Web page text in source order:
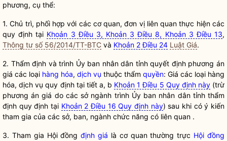
phương, cụ thể:
1. Chủ trì, phối hợp với các cơ quan, đơn vị liên quan thực hiện các
quy định tại Khoản 3 Điều 3, Khoản 3 Điều 8, Khoản 3 Điều 13,
Thông tư số 56/2014/TT-BTC và Khoản 2 Điều 24 Luật Giá.
2. Thẩm định và trình Ủy ban nhân dân tỉnh quyết định phương án
giá các loại hàng hóa, dịch vụ thuộc thẩm quyền: Giá các loại hàng
hóa,dịch vụ quy định tại tiết a, b Khoản 1 Điều 5 Quy định này(trừ
phương án giá do các sở ngành trình Ủy ban nhân dântỉnh thẩm
định quy định tại Khoản 2 Điều 16 Quy định này) sau khi có ý kiến
tham gia của các sở, ban, ngành chức năng có liên quan .
3. Tham gia Hội đồngđịnh giá là cơ quan thường trực Hội đồng